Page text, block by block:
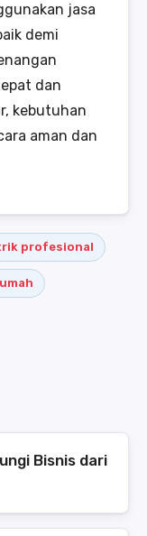
jasa
demi
dan
kebutuhan
aman dan
profesional
Bisnis dari